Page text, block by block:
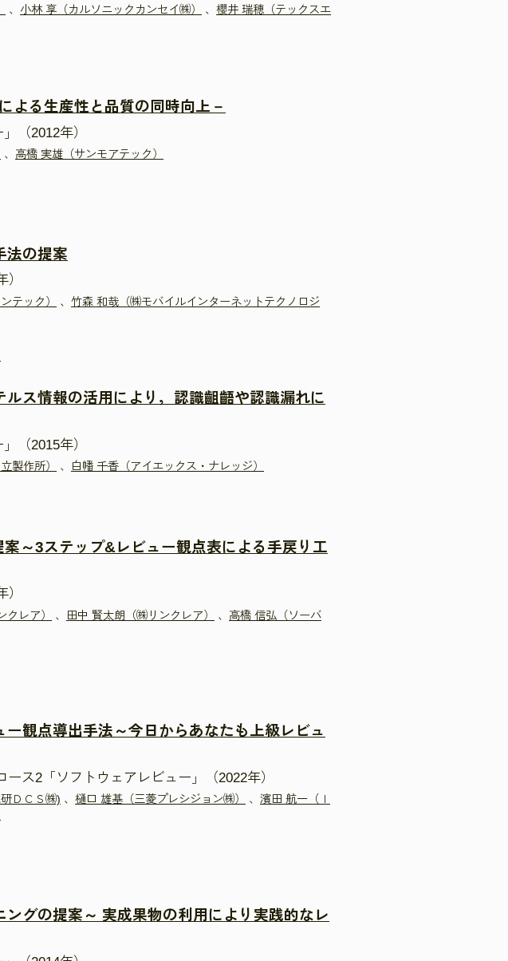
、 小林 享（カルソニックカンセイ㈱） 、 櫻井 瑞穂（テックスエ
よる生産性と品質の同時向上－
（2012年）
、 高橋 実雄（サンモアテック）
法の提案
テック） 、 竹森 和哉（㈱モバイルインターネットテクノロジ
ス情報の活用により，認識齟齬や認識漏れに
（2015年）
製作所） 、
白幡 千香（アイエックス・ナレッジ）
～3ステップ&レビュー観点表による手戻り工
クレア） 、 田中 賢太朗（㈱リンクレア） 、 高橋 信弘（ソーバ
観点導出手法～今日からあなたも上級レビュ
ス2「ソフトウェアレビュー」（2022年）
ＤＣＳ㈱) 、 樋口 雄基（三菱プレシジョン㈱） 、 濱田 航一（Ｉ
グの提案～ 実成果物の利用により実践的なレ